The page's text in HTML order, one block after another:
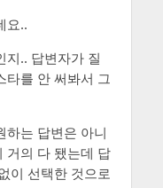
요..
지.. 답변자가 질
타를 안 써봐서 그
하는 답변은 아니
거의 다 됐는데 답
이 선택한 것으로